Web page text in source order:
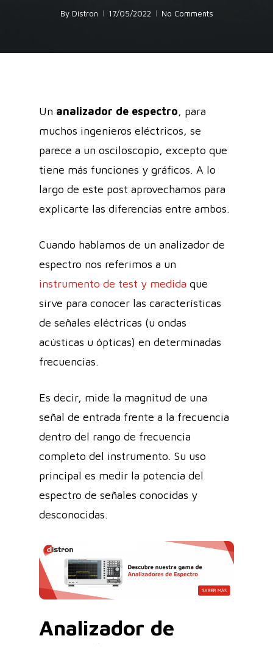
By Distron 17/05/2022 No Comments
Un analizador de espectro, para
muchos ingenieros eléctricos, se
parece a un osciloscopio, excepto que
tiene más funciones y gráficos. A lo
largo de este post aprovechamos para
explicarte las diferencias entre ambos.
Cuando hablamos de un analizador de
espectro nos referimos a un
instrumento de test y medida que
sirve para conocer las características
de señales eléctricas (u ondas
acústicas u ópticas) en determinadas
frecuencias.
Es decir, mide la magnitud de una
señal de entrada frente a la frecuencia
dentro del rango de frecuencia
completo del instrumento. Su uso
principal es medir la potencia del
espectro de señales conocidas y
desconocidas.
Analizador de